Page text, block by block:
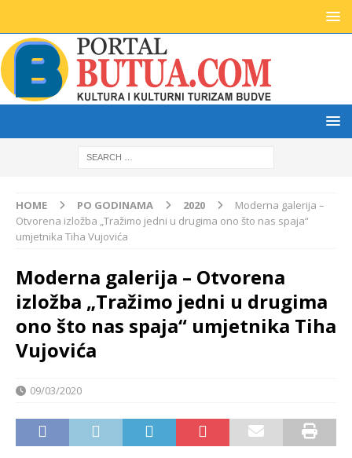
HOME PO GODINAMA 2020
Moderna galerija –
Otvorena izložba „Tražimo jedni u drugima ono što nas spaja“
umjetnika Tiha Vujovića
Moderna galerija – Otvorena
izložba „Tražimo jedni u drugima
ono što nas spaja“ umjetnika Tiha
Vujovića
09/03/2020